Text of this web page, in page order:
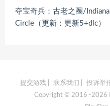
夺宝奇兵：古老之圈/
Circle（更新：更新5+dlc）
提交游戏| 联系我们 投诉举
Copyright © 2016 -2026